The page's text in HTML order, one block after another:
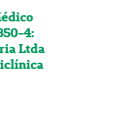
4:
Ltda